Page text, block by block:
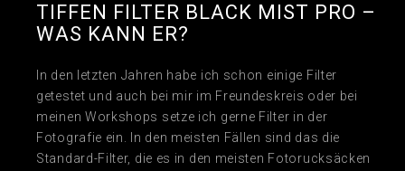
TIFFEN FILTER BLACK MIST PRO –
WAS KANN ER?
In den letzten Jahren habe ich schon einige Filter
getestet und auch bei mir im Freundeskreis oder bei
meinen Workshops setze ich gerne Filter in der
Fotografie ein. In den meisten Fällen sind das die
Standard-Filter, die es in den meisten Fotorucksäcken